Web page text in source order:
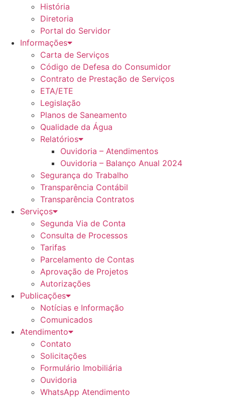
História
Diretoria
Portal do Servidor
Informações
Carta de Serviços
Código de Defesa do Consumidor
Contrato de Prestação de Serviços
ETA/ETE
Legislação
Planos de Saneamento
Qualidade da Água
Relatórios
Ouvidoria – Atendimentos
Ouvidoria – Balanço Anual 2024
Segurança do Trabalho
Transparência Contábil
Transparência Contratos
Serviços
Segunda Via de Conta
Consulta de Processos
Tarifas
Parcelamento de Contas
Aprovação de Projetos
Autorizações
Publicações
Notícias e Informação
Comunicados
Atendimento
Contato
Solicitações
Formulário Imobiliária
Ouvidoria
WhatsApp Atendimento